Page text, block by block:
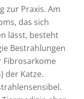
zur Praxis. Am
das sich
lässt, besteht
Bestrahlungen
Fibrosarkome
der Katze.